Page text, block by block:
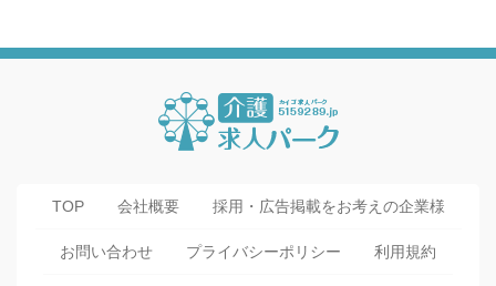
TOP 会社概要 採用・広告掲載をお考えの企業様
お問い合わせ プライバシーポリシー 利用規約